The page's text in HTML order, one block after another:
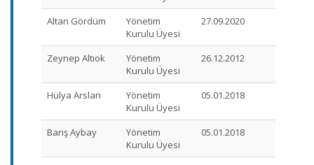
Altan Gördüm
Yönetim
Kurulu Üyesi
27.09.2020
Zeynep Altıok
Yönetim
Kurulu Üyesi
26.12.2012
Hülya Arslan
Yönetim
Kurulu Üyesi
05.01.2018
Barış Aybay
Yönetim
Kurulu Üyesi
05.01.2018